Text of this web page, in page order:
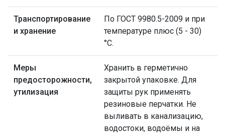
Транспортирование
и хранение
По ГОСТ 9980.5-2009 и при
температуре плюс (5 - 30)
°С.
Меры
предосторожности,
утилизация
Хранить в герметично
закрытой упаковке. Для
защиты рук применять
резиновые перчатки. Не
выливать в канализацию,
водостоки, водоёмы и на